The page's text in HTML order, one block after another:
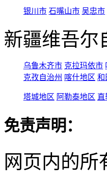
银川市 石嘴山市 吴忠市
新疆维吾尔
乌鲁木齐市 克拉玛依市
克孜自治州 喀什地区 和
塔城地区 阿勒泰地区 直
免责声明：
网页内的